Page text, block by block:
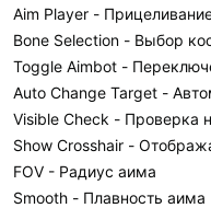
Aim Player -
Bone Selection - Выбор
Toggle Aimbot -
Auto Change Target -
Visible Check - Проверка
Show Crosshair -
FOV - Радиус аима
Smooth - Плавность аима